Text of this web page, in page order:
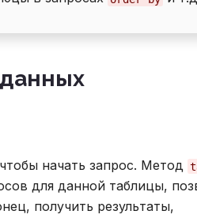
начать запрос. Метод
для данной таблицы,
получить результаты,